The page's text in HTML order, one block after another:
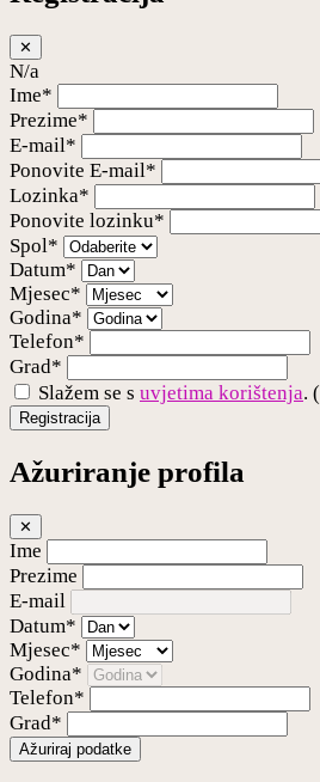
✕
N/a
Ime*
Prezime*
E-mail*
Ponovite E-mail*
Lozinka*
Ponovite lozinku*
Spol*
Datum*
Mjesec*
Godina*
Telefon*
Grad*
Slažem se s uvjetima korištenja.
Registracija
Ažuriranje profila
✕
Ime
Prezime
E-mail
Datum*
Mjesec*
Godina*
Telefon*
Grad*
Ažuriraj podatke